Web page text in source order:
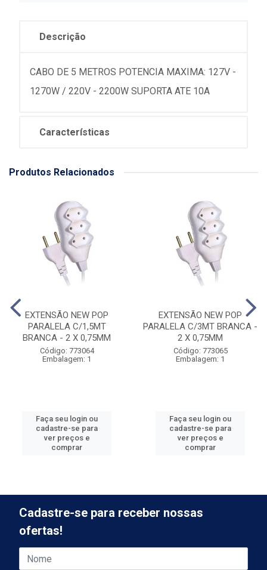
Descrição
CABO DE 5 METROS POTENCIA MAXIMA: 127V -
1270W / 220V - 2200W SUPORTA ATE 10A
Características
Produtos Relacionados
EXTENSÃO NEW POP
PARALELA C/1,5MT
BRANCA - 2 X 0,75MM
Código: 773064
Embalagem: 1
Faça seu login ou
cadastre-se para
ver preços e
comprar
EXTENSÃO NEW POP
PARALELA C/3MT BRANCA -
2 X 0,75MM
Código: 773065
Embalagem: 1
Faça seu login ou
cadastre-se para
ver preços e
comprar
Cadastre-se para receber nossas
ofertas!